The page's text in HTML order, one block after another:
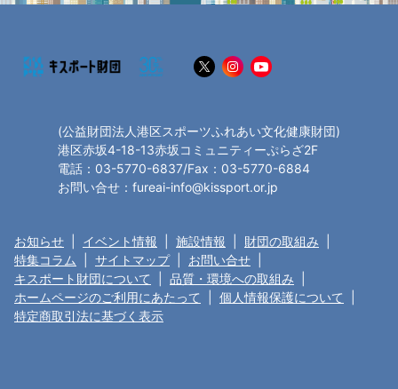
(公益財団法人港区スポーツふれあい文化健康財団)
港区赤坂4-18-13赤坂コミュニティーぷらざ2F
電話：03-5770-6837/Fax：03-5770-6884
お問い合せ：fureai-info@kissport.or.jp
お知らせ イベント情報 施設情報 財団の取組み
特集コラム
サイトマップ お問い合せ
キスポート財団について
品質・環境への取組み
ホームページのご利用にあたって
個人情報保護について
特定商取引法に基づく表示